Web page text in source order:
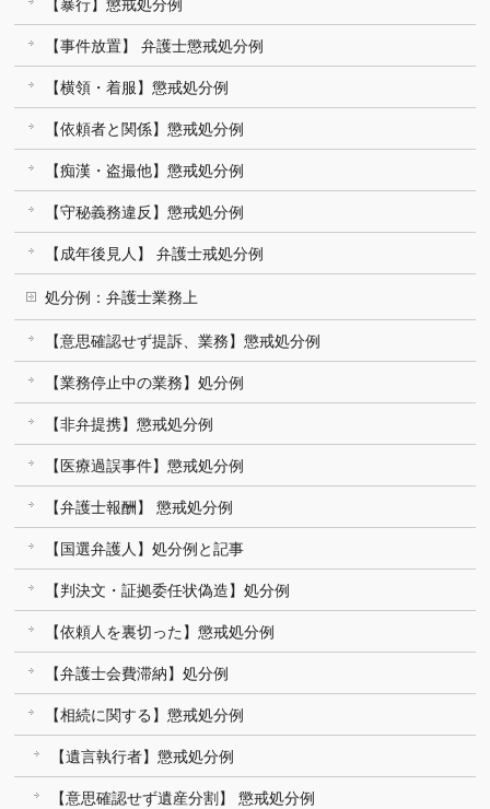
【暴行】懲戒処分例
【事件放置】 弁護士懲戒処分例
【横領・着服】懲戒処分例
【依頼者と関係】懲戒処分例
【痴漢・盗撮他】懲戒処分例
【守秘義務違反】懲戒処分例
【成年後見人】 弁護士戒処分例
処分例：弁護士業務上
【意思確認せず提訴、業務】懲戒処分例
【業務停止中の業務】処分例
【非弁提携】懲戒処分例
【医療過誤事件】懲戒処分例
【弁護士報酬】 懲戒処分例
【国選弁護人】処分例と記事
【判決文・証拠委任状偽造】処分例
【依頼人を裏切った】懲戒処分例
【弁護士会費滞納】処分例
【相続に関する】懲戒処分例
【遺言執行者】懲戒処分例
【意思確認せず遺産分割】 懲戒処分例